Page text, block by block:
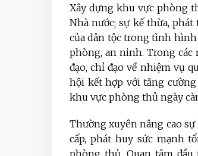
Xây dựng khu vực phòng
Nhà nước; sự kế thừa,
của dân tộc trong tình hình
phòng, an ninh. Trong các
đạo, chỉ đạo về nhiệm vụ
hội kết hợp với tăng
khu vực phòng thủ ngày
Thường xuyên nâng cao sự
cấp, phát huy sức mạnh
phòng thủ. Quan tâm